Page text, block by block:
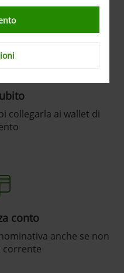
collegarla ai wallet di
conto
anche se non
corrente